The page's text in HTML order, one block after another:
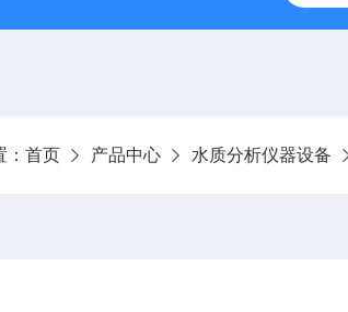
首页 产品中心 水质分析仪器设备